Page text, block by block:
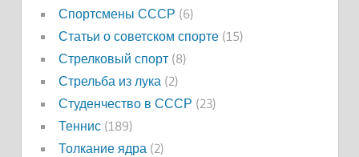
Спортсмены СССР (6)
Статьи о советском спорте(15)
Стрелковый спорт(8)
Стрельба из лука (2)
Студенчество в СССР (23)
Теннис(189)
Толкание ядра (2)